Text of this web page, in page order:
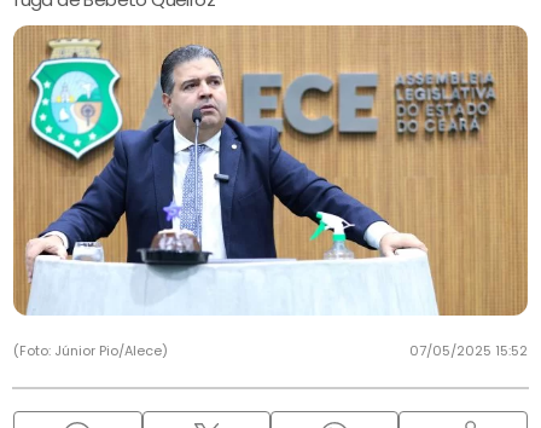
(Foto: Júnior Pio/Alece) 07/05/2025 15:52